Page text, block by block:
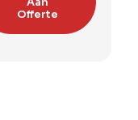
Offerte